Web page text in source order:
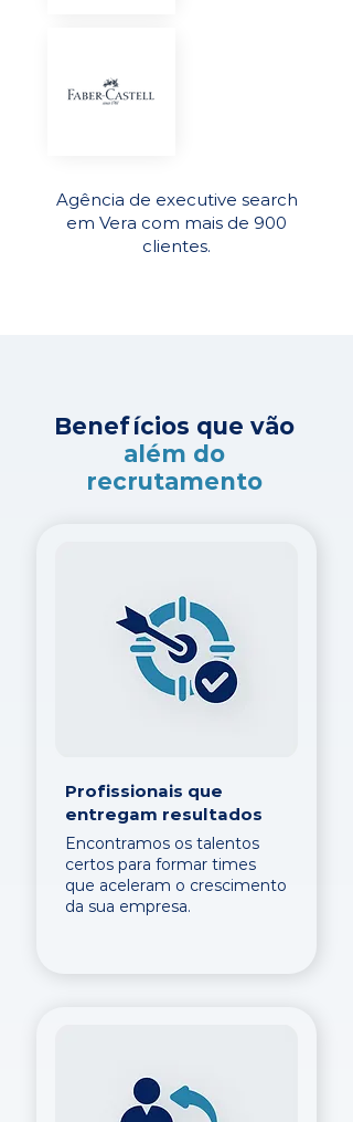
Agência de executive search
em Vera com mais de 900
clientes.
Benefícios que vão
além do
recrutamento
Profissionais que
entregam resultados
Encontramos os talentos
certos para formar times
que aceleram o crescimento
da sua empresa.